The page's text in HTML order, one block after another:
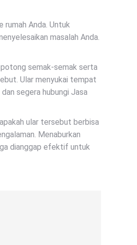
Anda. Untuk
masalah Anda.
potong semak-semak serta
Ular menyukai tempat
segera hubungi Jasa
ular tersebut berbisa
Menaburkan
dianggap efektif untuk